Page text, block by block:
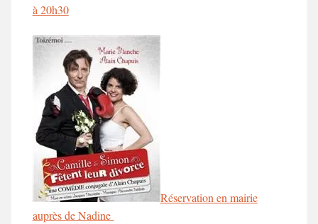
à 20h30
Réservation en mairie
auprès de Nadine